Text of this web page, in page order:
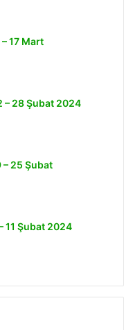
17 Mart
– 28 Şubat 2024
– 25 Şubat
11 Şubat 2024